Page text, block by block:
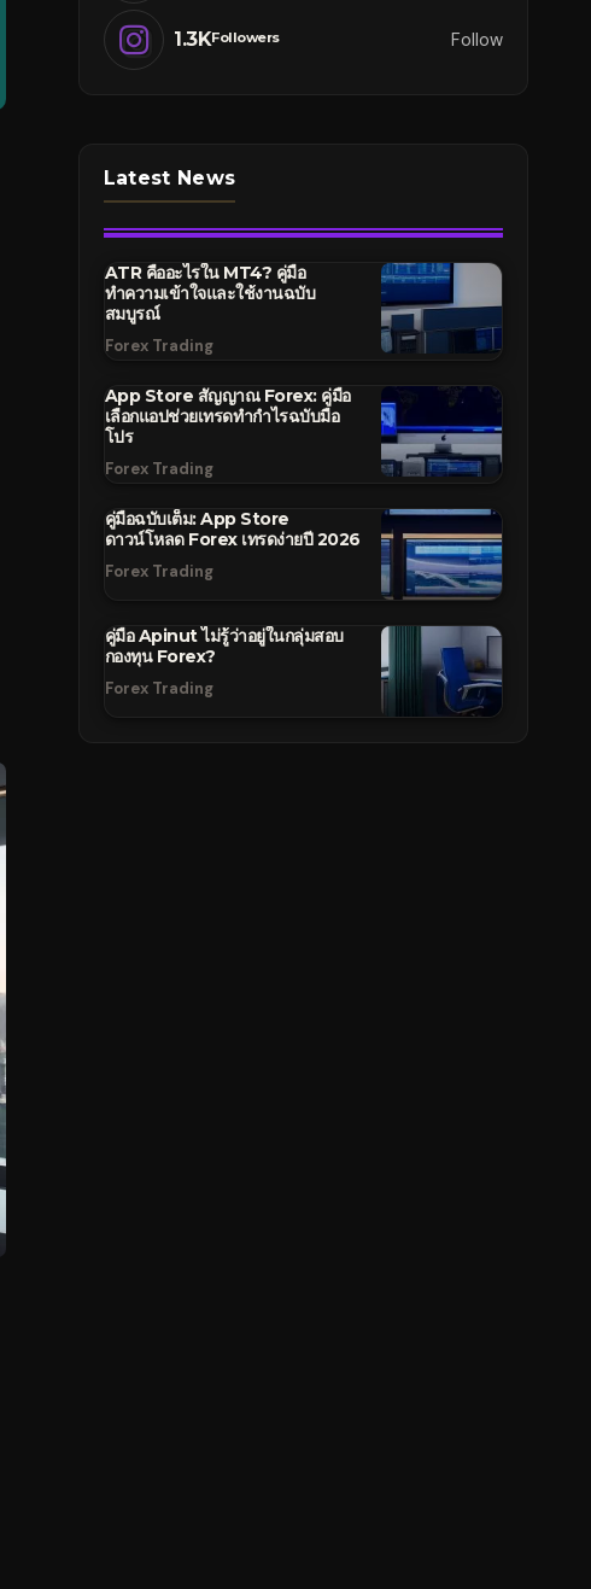
1.3KFollowers Follow
Latest News
ATR คืออะไรใน MT4? คู่มือ
ทำความเข้าใจและใช้งานฉบับ
สมบูรณ์
Forex Trading
App Store สัญญาณ Forex: คู่มือ
เลือกแอปช่วยเทรดทำกำไรฉบับมือ
โปร
Forex Trading
คู่มือฉบับเต็ม: App Store
ดาวน์โหลด Forex เทรดง่ายปี 2026
Forex Trading
คู่มือ Apinut ไม่รู้ว่าอยู่ในกลุ่มสอบ
กองทุน Forex?
Forex Trading